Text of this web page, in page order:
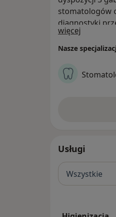
stomatologów
diagnostyki
leczenie pod
Oferowane
więcej
Nasze
Usługi
Wszystkie